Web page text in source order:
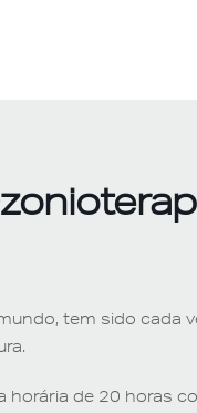
tem sido cada
de 20 horas